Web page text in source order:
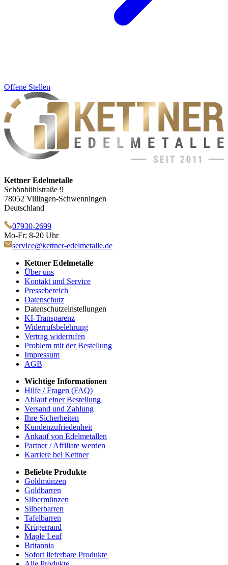
Offene Stellen
Kettner Edelmetalle
Schönbühlstraße 9
78052 Villingen-Schwenningen
Deutschland
07930-2699
Mo-Fr: 8-20 Uhr
service@kettner-edelmetalle.de
Kettner Edelmetalle
Über uns
Kontakt und Service
Pressebereich
Datenschutz
Datenschutzeinstellungen
KI-Transparenz
Widerrufsbelehrung
Vertrag widerrufen
Problem mit der Bestellung
Impressum
AGB
Wichtige Informationen
Hilfe / Fragen (FAQ)
Ablauf einer Bestellung
Versand und Zahlung
Ihre Sicherheiten
Kundenzufriedenheit
Ankauf von Edelmetallen
Partner / Affiliate werden
Karriere bei Kettner
Beliebte Produkte
Goldmünzen
Goldbarren
Silbermünzen
Silberbarren
Tafelbarren
Krügerrand
Maple Leaf
Britannia
Sofort lieferbare Produkte